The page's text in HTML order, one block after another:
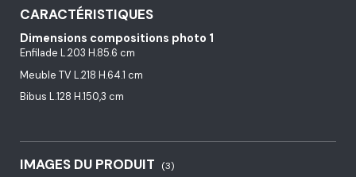
CARACTÉRISTIQUES
Dimensions compositions photo 1
Enfilade L.203 H.85.6 cm
Meuble TV L.218 H.64.1 cm
Bibus L.128 H.150,3 cm
IMAGES DU PRODUIT (3)